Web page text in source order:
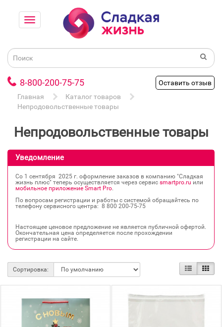
8-800-200-75-75
Оставить отзыв
Главная
Каталог товаров
Непродовольственные товары
Непродовольственные товары
Уведомление
Со 1 сентября 2025 г. оформление заказов в компанию "Сладкая
жизнь плюс" теперь осуществляется через сервис smartpro.ru или
мобильное приложение Smart Pro.
По вопросам регистрации и работы с системой обращайтесь по
телефону сервисного центра: 8 800 200‐75‐75
Настоящее ценовое предложение не является публичной офертой.
Окончательная цена определяется после прохождении
регистрации на сайте.
Сортировка: